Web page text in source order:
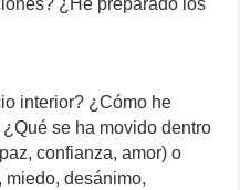
¿He preparado los
interior? ¿Cómo he
se ha movido dentro
confianza, amor) o
miedo, desánimo,